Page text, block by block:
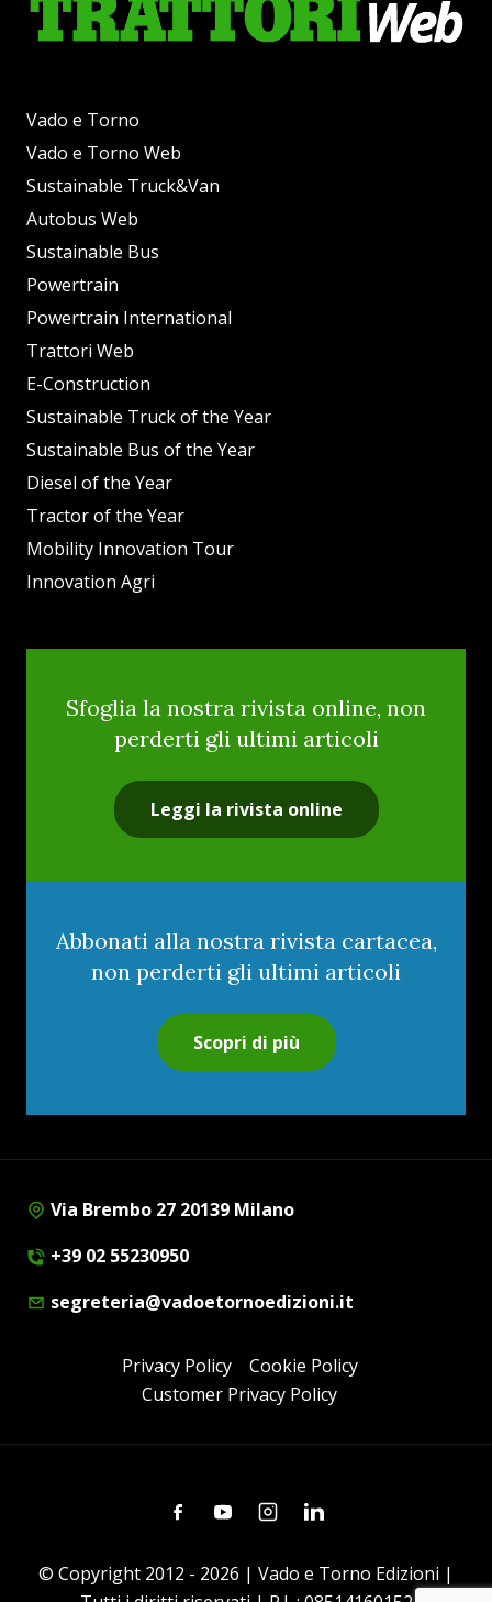
Vado e Torno
Vado e Torno Web
Sustainable Truck&Van
Autobus Web
Sustainable Bus
Powertrain
Powertrain International
Trattori Web
E-Construction
Sustainable Truck of the Year
Sustainable Bus of the Year
Diesel of the Year
Tractor of the Year
Mobility Innovation Tour
Innovation Agri
Sfoglia la nostra rivista online, non
perderti gli ultimi articoli
Leggi la rivista online
Abbonati alla nostra rivista cartacea,
non perderti gli ultimi articoli
Scopri di più
Via Brembo 27 20139 Milano
+39 02 55230950
segreteria@vadoetornoedizioni.it
Privacy Policy
Cookie Policy
Customer Privacy Policy
FacebookYoutubeInstagramLinkedin
© Copyright 2012 - 2026 | Vado e Torno Edizioni |